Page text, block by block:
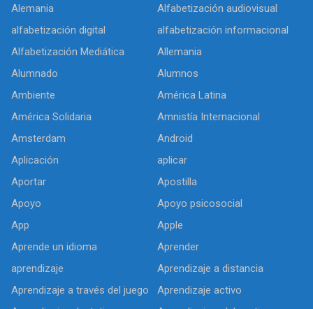
Alemania
Alfabetización audiovisual
alfabetización digital
alfabetización informacional
Alfabetización Mediática
Allemania
Alumnado
Alumnos
Ambiente
América Latina
América Solidaria
Amnistía Internacional
Amsterdam
Android
Aplicación
aplicar
Aportar
Apostilla
Apoyo
Apoyo psicosocial
App
Apple
Aprende un idioma
Aprender
aprendizaje
Aprendizaje a distancia
Aprendizaje a través del juego
Aprendizaje activo